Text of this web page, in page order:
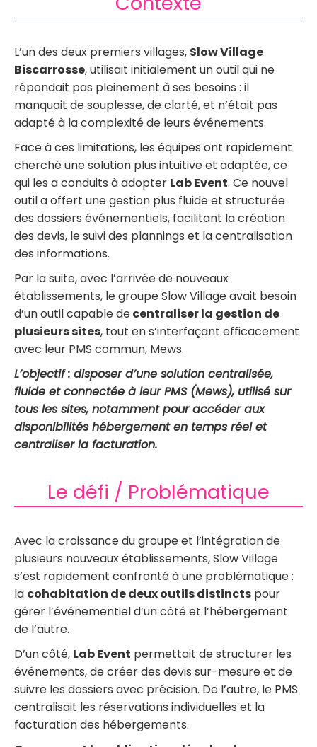
L’un des deux premiers villages, Slow Village
Biscarrosse, utilisait initialement un outil qui ne
répondait pas pleinement à ses besoins : il
manquait de souplesse, de clarté, et n’était pas
adapté à la complexité de leurs événements.
Face à ces limitations, les équipes ont rapidement
cherché une solution plus intuitive et adaptée, ce
qui les a conduits à adopter Lab Event. Ce nouvel
outil a offert une gestion plus fluide et structurée
des dossiers événementiels, facilitant la création
des devis, le suivi des plannings et la centralisation
des informations.
Par la suite, avec l’arrivée de nouveaux
établissements, le groupe Slow Village avait besoin
d’un outil capable decentraliser la gestion de
plusieurs sites, tout en s’interfaçant efficacement
avec leur PMS commun, Mews.
L’objectif : disposer d’une solution centralisée,
fluide et connectée à leur PMS (Mews), utilisé sur
tous les sites, notamment pour accéder aux
disponibilités hébergement en temps réel et
centraliser la facturation.
Le défi / Problématique
Avec la croissance du groupe et l’intégration de
plusieurs nouveaux établissements, Slow Village
s’est rapidement confronté à une problématique :
la cohabitation de deux outils distincts pour
gérer l’événementiel d’un côté et l’hébergement
de l’autre.
D’un côté, Lab Event permettait de structurer les
événements, de créer des devis sur-mesure et de
suivre les dossiers avec précision. De l’autre, le PMS
centralisait les réservations individuelles et la
facturation des hébergements.